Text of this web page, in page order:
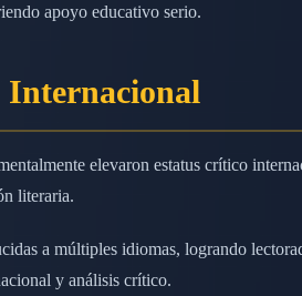
apoyo educativo serio.
Internacional
elevaron estatus crítico
literaria.
a múltiples idiomas, logrando
y análisis crítico.